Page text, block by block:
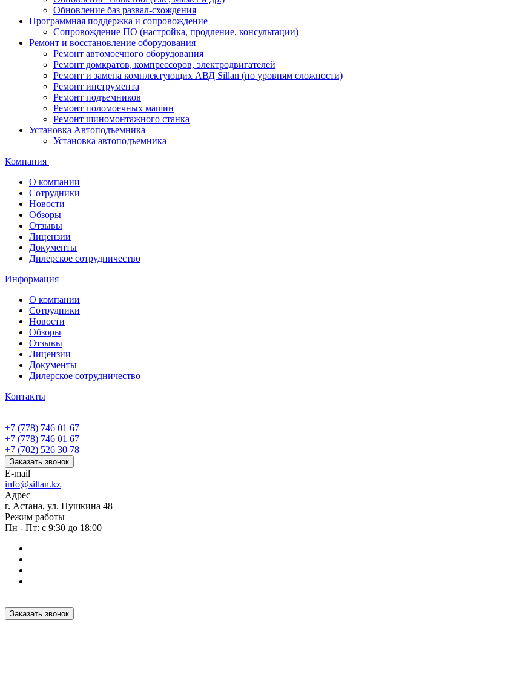
Обновление баз развал-схождения
Программная поддержка и сопровождение
Сопровождение ПО (настройка, продление, консультации)
Ремонт и восстановление оборудования
Ремонт автомоечного оборудования
Ремонт домкратов, компрессоров, электродвигателей
Ремонт и замена комплектующих АВД Sillan (по уровням сложности)
Ремонт инструмента
Ремонт подъемников
Ремонт поломоечных машин
Ремонт шиномонтажного станка
Установка Автоподъемника
Установка автоподъемника
Компания
О компании
Сотрудники
Новости
Обзоры
Отзывы
Лицензии
Документы
Дилерское сотрудничество
Информация
О компании
Сотрудники
Новости
Обзоры
Отзывы
Лицензии
Документы
Дилерское сотрудничество
Контакты
+7 (778) 746 01 67
+7 (778) 746 01 67
+7 (702) 526 30 78
Заказать звонок
E-mail
info@sillan.kz
Адрес
г. Астана, ул. Пушкина 48
Режим работы
Пн - Пт: с 9:30 до 18:00
Заказать звонок